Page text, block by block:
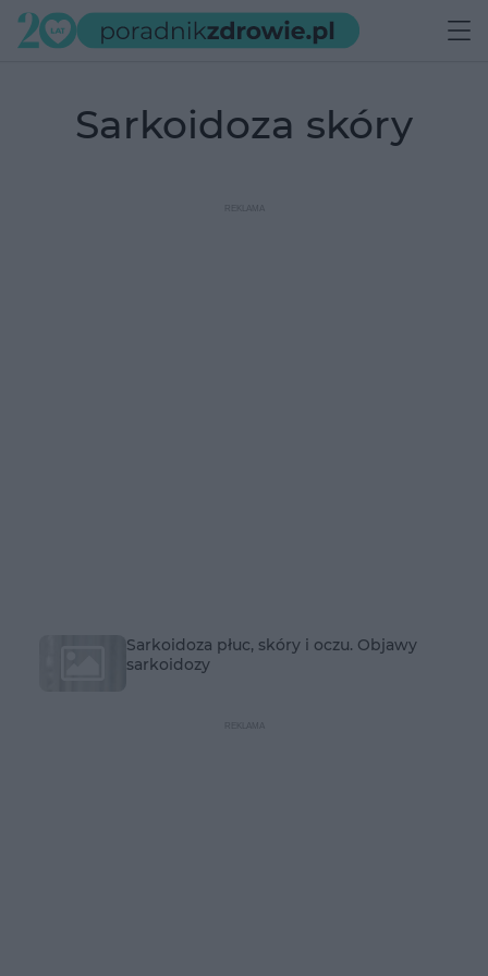
sarkoidoza skóry
Sarkoidoza płuc, skóry i oczu. Objawy
sarkoidozy